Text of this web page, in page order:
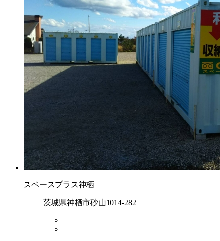
スペースプラス神栖
茨城県神栖市砂山1014-282